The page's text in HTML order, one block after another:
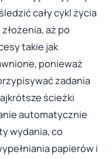
cały cykl życia
aż po
takie jak
ponieważ
zadania
ścieżki
automatycznie
wydania, co
papierów i